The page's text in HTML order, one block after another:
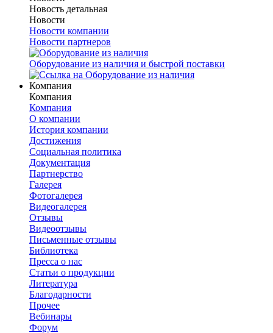
Новость детальная
Новости
Новости компании
Новости партнеров
Оборудование из наличия и быстрой поставки
Компания
Компания
Компания
О компании
История компании
Достижения
Социальная политика
Документация
Партнерство
Галерея
Фотогалерея
Видеогалерея
Отзывы
Видеоотзывы
Письменные отзывы
Библиотека
Пресса о нас
Статьи о продукции
Литература
Благодарности
Прочее
Вебинары
Форум